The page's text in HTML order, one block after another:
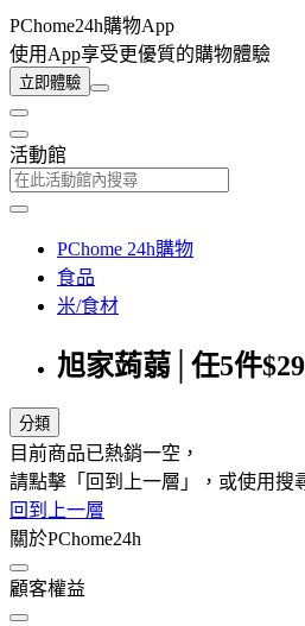
PChome24h購物App
使用App享受更優質的購物體驗
立即體驗
活動館
PChome 24h購物
食品
米/食材
旭家蒟蒻│任5件
分類
目前商品已熱銷一空，
請點擊「回到上一層」，或使用搜
回到上一層
關於PChome24h
顧客權益